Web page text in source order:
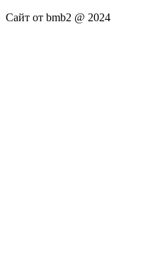
Сайт от bmb2 @ 2024